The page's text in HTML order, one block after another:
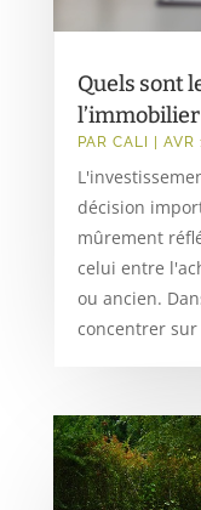
Quels sont
l’immobilier
PAR CALI AVR
décision
mûrement
celui entre
ou ancien.
concentrer